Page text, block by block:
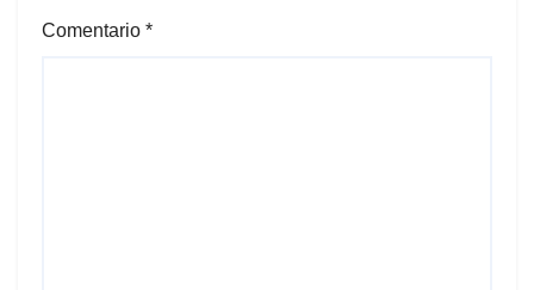
Comentario *